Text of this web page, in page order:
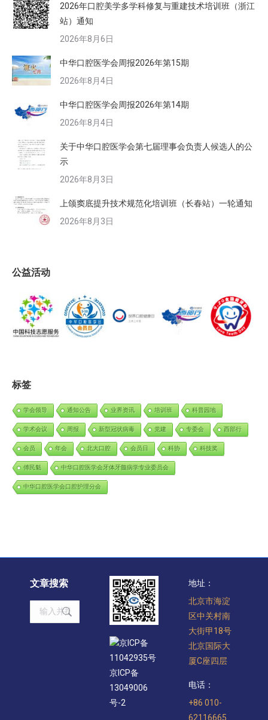
2026年口腔美学多学科修复与重建技术培训班（浙江
站）通知
2026年8月6日
中华口腔医学会周报2026年第15期
2026年8月4日
中华口腔医学会周报2026年第14期
2026年8月4日
关于中华口腔医学会第七届理事会负责人候选人的公
示
2026年8月3日
上颌窦底提升技术规范化培训班（长春站）一轮通知
2026年8月3日
公益活动
标签
学会领导 通知公告 业界资讯 培训班 科普园地
学术会议 周报 新型冠状病毒 党建 专委会 西部行
会员 年会 北大口腔 会员日 科协 科技奖
傅民魁 中华口腔医学会牙体牙髓病学专业委员会
中华口腔医学会口腔护理分会
文章搜索
Search:
京ICP备
11042935号
京ICP备
13049006
号-2
地址：
北京市海淀
区中关村南
大街甲18号
北京国际大
厦C座四层
电话：
+86 010-
62116665